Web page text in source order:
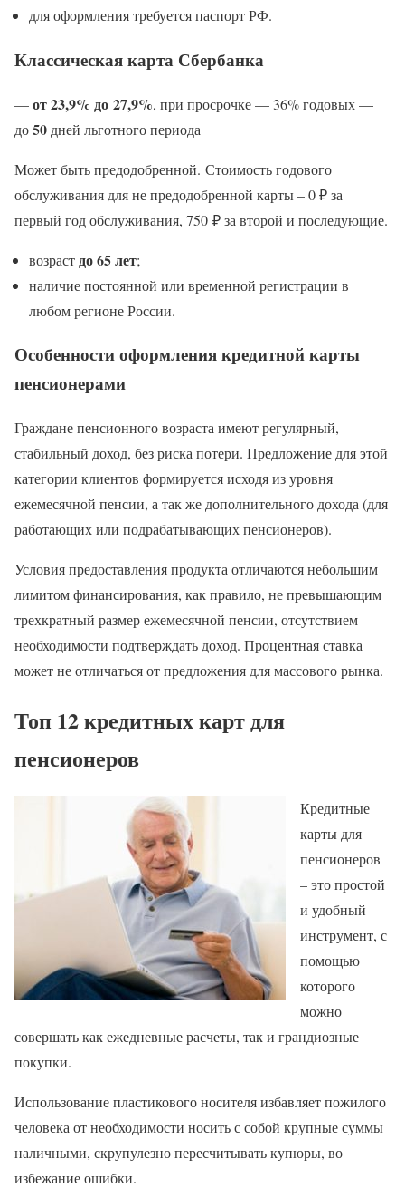
для оформления требуется паспорт РФ.
Классическая карта Сбербанка
—от 23,9% до 27,9%, при просрочке — 36% годовых —
до50 дней льготного периода
Может быть предодобренной. Стоимость годового
обслуживания для не предодобренной карты – 0 ₽ за
первый год обслуживания, 750 ₽ за второй и последующие.
возраст до 65 лет;
наличие постоянной или временной регистрации в
любом регионе России.
Особенности оформления кредитной карты
пенсионерами
Граждане пенсионного возраста имеют регулярный,
стабильный доход, без риска потери. Предложение для этой
категории клиентов формируется исходя из уровня
ежемесячной пенсии, а так же дополнительного дохода (для
работающих или подрабатывающих пенсионеров).
Условия предоставления продукта отличаются небольшим
лимитом финансирования, как правило, не превышающим
трехкратный размер ежемесячной пенсии, отсутствием
необходимости подтверждать доход. Процентная ставка
может не отличаться от предложения для массового рынка.
Топ 12 кредитных карт для
пенсионеров
Кредитные
карты для
пенсионеров
– это простой
и удобный
инструмент, с
помощью
которого
можно
совершать как ежедневные расчеты, так и грандиозные
покупки.
Использование пластикового носителя избавляет пожилого
человека от необходимости носить с собой крупные суммы
наличными, скрупулезно пересчитывать купюры, во
избежание ошибки.